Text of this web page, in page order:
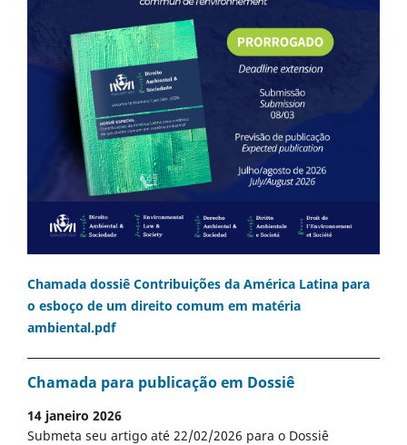
Chamada dossiê Contribuições da América Latina para
o esboço de um direito comum em matéria
ambiental.pdf
Chamada para publicação em Dossiê
14 janeiro 2026
Submeta seu artigo até 22/02/2026 para o Dossiê